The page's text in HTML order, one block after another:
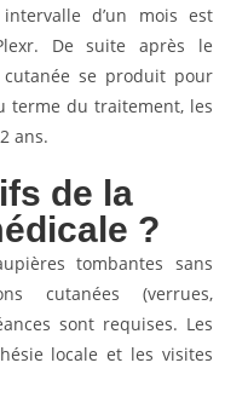
d’un mois est
De suite après le
se produit pour
terme du traitement, les
ans.
de la
?
tombantes sans
cutanées (verrues,
sont requises. Les
locale et les visites